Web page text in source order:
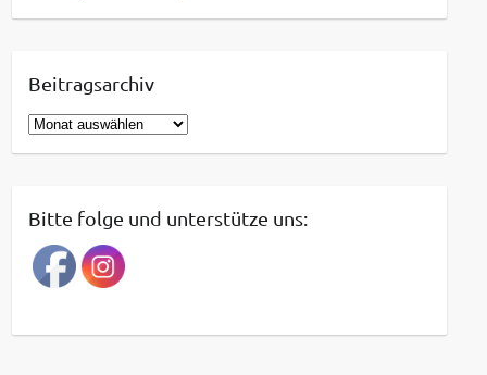
Beitragsarchiv
B
e
r
a
g
a
Bitte folge und unterstütze uns: